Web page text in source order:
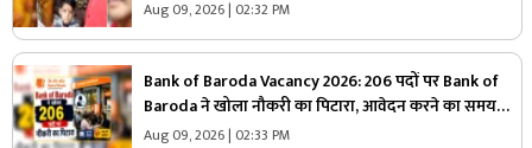
Aug 09, 2026 | 02:32 PM
Bank of Baroda Vacancy 2026: 206 पदों पर Bank of
Baroda ने खोला नौकरी का पिटारा, आवेदन करने का समय
तेजी से हो रहा खत्म, जान लें कौन कर सकता है अप्लाई
Aug 09, 2026 | 02:33 PM